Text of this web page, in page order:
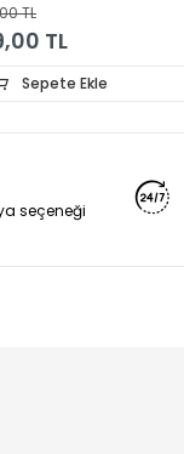
TL
TL
Sepete Ekle
seçeneği